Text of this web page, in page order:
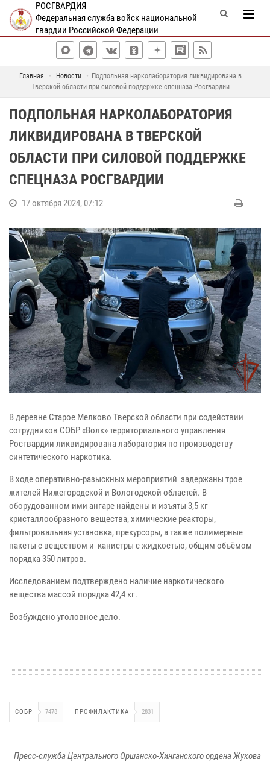
РОСГВАРДИЯ
Федеральная служба войск национальной
гвардии Российской Федерации
Главная Новости
Подпольная нарколаборатория ликвидирована в
Тверской области при силовой поддержке спецназа Росгвардии
ПОДПОЛЬНАЯ НАРКОЛАБОРАТОРИЯ
ЛИКВИДИРОВАНА В ТВЕРСКОЙ
ОБЛАСТИ ПРИ СИЛОВОЙ ПОДДЕРЖКЕ
СПЕЦНАЗА РОСГВАРДИИ
17 октября 2024, 07:12
В деревне Старое Мелково Тверской области при содействии
сотрудников СОБР «Волк» территориального управления
Росгвардии ликвидирована лаборатория по производству
синтетического наркотика.
В ходе оперативно-разыскных мероприятий задержаны трое
жителей Нижегородской и Вологодской областей. В
оборудованном ими ангаре найдены и изъяты 3,5 кг
кристаллообразного вещества, химические реакторы,
фильтровальная установка, прекурсоры, а также полимерные
пакеты с веществом и канистры с жидкостью, общим объёмом
порядка 350 литров.
Исследованием подтверждено наличие наркотического
вещества массой порядка 42,4 кг.
Возбуждено уголовное дело.
СОБР 7478 ПРОФИЛАКТИКА 2831
Пресс-служба Центрального Оршанско-Хинганского ордена Жукова